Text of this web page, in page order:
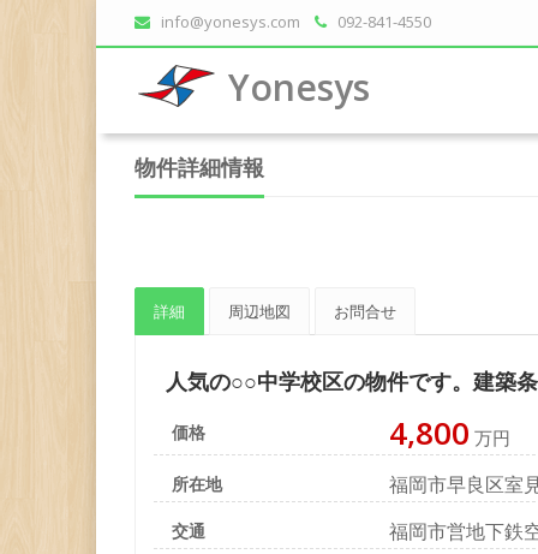
info@yonesys.com 092-841-4550
Yonesys
物件詳細情報
詳細 周辺地図 お問合せ
人気の○○中学校区の物件です。建築
価格 4,800 万円
所在地 福岡市早良区室
交通 福岡市営地下鉄